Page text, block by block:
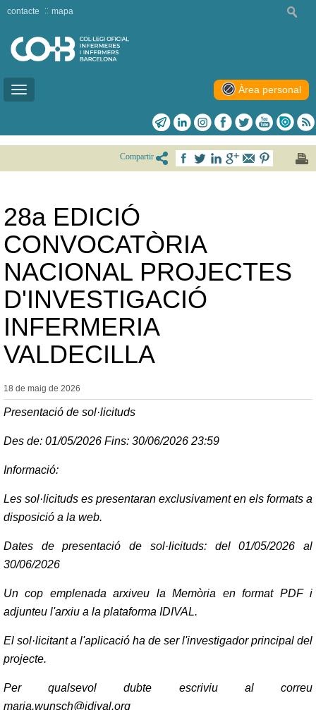
Toggle
contacte mapa
Àrea personal
Compartir
28a EDICIÓ
CONVOCATÒRIA
NACIONAL PROJECTES
D'INVESTIGACIÓ
INFERMERIA
VALDECILLA
18 de maig de 2026
Presentació de sol·licituds
Des de: 01/05/2026 Fins: 30/06/2026 23:59
Informació:
Les sol·licituds es presentaran exclusivament en els formats a
disposició a la web.
Dates de presentació de sol·licituds: del 01/05/2026 al
30/06/2026
Un cop emplenada arxiveu la Memòria en format PDF i
adjunteu l'arxiu a la plataforma IDIVAL.
El sol·licitant a l'aplicació ha de ser l'investigador principal del
projecte.
Per qualsevol dubte escriviu al correu
maria.wunsch@idival.org